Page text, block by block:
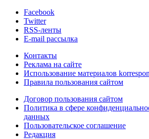
Facebook
Twitter
RSS-ленты
E-mail рассылка
Контакты
Реклама на сайте
Использование материалов
Правила пользования сайтом
Договор пользования сайтом
Политика в сфере
данных
Пользовательское соглашение
Редакция